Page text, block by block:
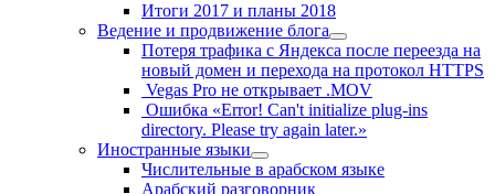
Итоги 2017 и планы 2018
Ведение и продвижение блога
Потеря трафика с Яндекса после переезда на
новый домен и перехода на протокол HTTPS
Vegas Pro не открывает .MOV
Ошибка «Error! Can't initialize plug-ins
directory. Please try again later.»
Иностранные языки
Числительные в арабском языке
Арабский разговорник